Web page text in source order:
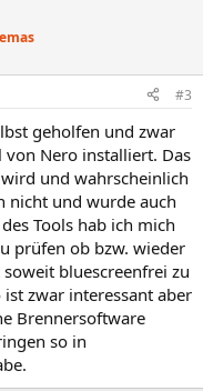
#3
geholfen und zwar
Nero installiert. Das
und wahrscheinlich
nicht und wurde auch
Tools hab ich mich
prüfen ob bzw. wieder
bluescreenfrei zu
zwar interessant aber
Brennersoftware
so in